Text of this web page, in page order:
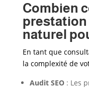
Combien
prestation
naturel
En tant que
la complexité de
Audit SEO: Les